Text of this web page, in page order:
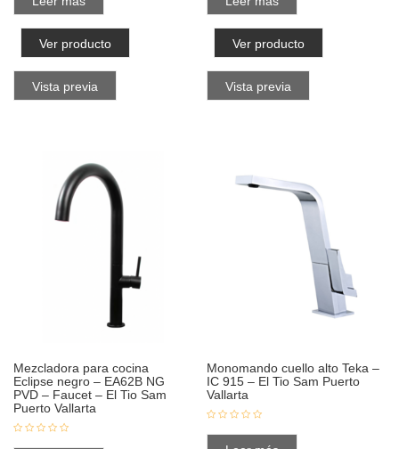
Ver producto
Vista previa
Ver producto
Vista previa
Mezcladora para cocina
Eclipse negro – EA62B NG
PVD – Faucet – El Tio Sam
Puerto Vallarta
Monomando cuello alto Teka –
IC 915 – El Tio Sam Puerto
Vallarta